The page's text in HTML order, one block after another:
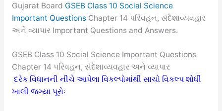
Gujarat Board GSEB Class 10 Social Science
Important QuestionsChapter 14 પરિવહન, સંદેશાવ્યવહાર
અને વ્યાપાર Important Questions and Answers.
GSEB Class 10 Social Science Important Questions
Chapter 14 પરિવહન, સંદેશાવ્યવહાર અને વ્યાપાર
દરેક વિધાનની નીચે આપેલા વિકલ્પોમાંથી સાચો વિકલ્પ શોધી
ખાલી જગ્યા પૂરોઃ